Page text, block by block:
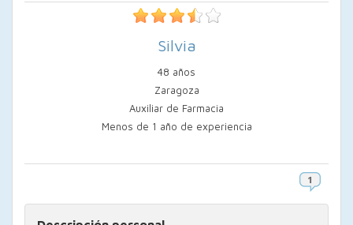
Silvia
48 años
Zaragoza
Auxiliar de Farmacia
Menos de 1 año de experiencia